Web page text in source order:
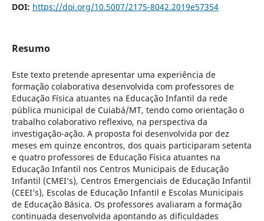
DOI: https://doi.org/10.5007/2175-8042.2019e57354
Resumo
Este texto pretende apresentar uma experiência de
formação colaborativa desenvolvida com professores de
Educação Física atuantes na Educação Infantil da rede
pública municipal de Cuiabá/MT, tendo como orientação o
trabalho colaborativo reflexivo, na perspectiva da
investigação-ação. A proposta foi desenvolvida por dez
meses em quinze encontros, dos quais participaram setenta
e quatro professores de Educação Física atuantes na
Educação Infantil nos Centros Municipais de Educação
Infantil (CMEI’s), Centros Emergenciais de Educação Infantil
(CEEI’s), Escolas de Educação Infantil e Escolas Municipais
de Educação Básica. Os professores avaliaram a formação
continuada desenvolvida apontando as dificuldades